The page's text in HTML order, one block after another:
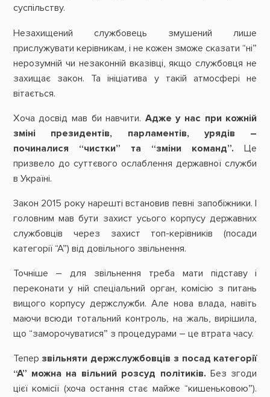
суспільству.
Незахищений службовець змушений лише
прислужувати керівникам, і не кожен зможе сказати “ні”
нерозумній чи незаконній вказівці, якщо службовця не
захищає закон. Та ініціатива у такій атмосфері не
вітається.
Хоча досвід мав би навчити. Адже у нас при кожній
зміні президентів, парламентів, урядів –
починалися “чистки” та “зміни команд”.Це
призвело до суттєвого ослаблення державної служби
в Україні.
Закон 2015 року нарешті встановив певні запобіжники. І
головним мав бути захист усього корпусу державних
службовців через захист топ-керівників (посади
категорії “А”) від довільного звільнення.
Точніше – для звільнення треба мати підставу і
переконати у ній спеціальний орган, комісію з питань
вищого корпусу держслужби. Але нова влада, навіть
маючи всюди тотальний контроль, на жаль, вирішила,
що “заморочуватися” з процедурами – це втрата часу.
Теперзвільняти держслужбовців з посад категорії
“А” можна на вільний розсуд політиків. Без згоди
цієї комісії (хоча остання стає майже “кишеньковою”).